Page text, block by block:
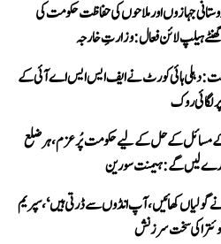
جہازوں اور ملاحوں کی حفاظت حکومت کی
دہلی ہائی کورٹ نے ایف ایس ایس اے آئی کے
لگائی روک
کے مسائل کے حل کے لیے حکومت پُرعزم، ہر ضلع
لیں گے: ہیمنت سورین
گولیاں کھائیں، آپ انڈوں سے ڈرتی ہیں‘، سپریم
کی سخت سرزنش